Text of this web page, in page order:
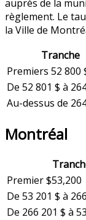
auprès de la
règlement. Le
la Ville de
Tranche
Premiers 52 800
De 52 801 $ à
Au-dessus de
Montréal
Premier $53,200
De 53 201 $ à
De 266 201 $ à